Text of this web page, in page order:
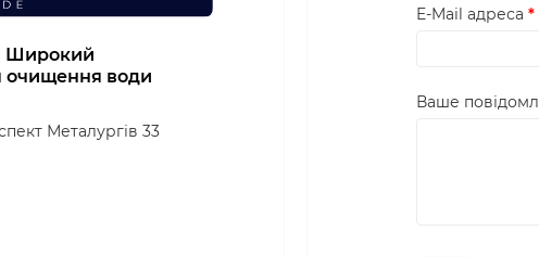
Широкий
очищення води
Металургів 33
E-Mail адреса
Ваше